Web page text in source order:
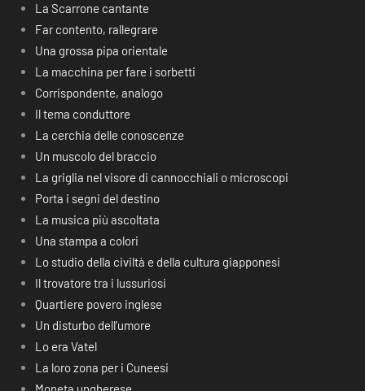
La Scarrone cantante
Far contento, rallegrare
Una grossa pipa orientale
La macchina per fare i sorbetti
Corrispondente, analogo
Il tema conduttore
La cerchia delle conoscenze
Un muscolo del braccio
La griglia nel visore di cannocchiali o microscopi
Porta i segni del destino
La musica più ascoltata
Una stampa a colori
Lo studio della civiltà e della cultura giapponesi
Il trovatore tra i lussuriosi
Quartiere povero inglese
Un disturbo dell’umore
Lo era Vatel
La loro zona per i Cuneesi